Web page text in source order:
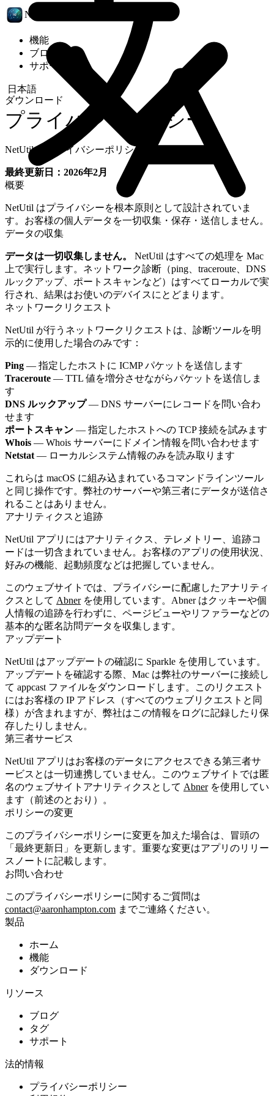
NetUtil
機能
ブログ
サポート
ダウンロード
プライバシーポリシー
NetUtil のプライバシーポリシー
最終更新日：2026年2月
概要
NetUtil はプライバシーを根本原則として設計されていま
す。お客様の個人データを一切収集・保存・送信しません。
データの収集
データは一切収集しません。
NetUtil はすべての処理を Mac
上で実行します。ネットワーク診断（ping、traceroute、DNS
ルックアップ、ポートスキャンなど）はすべてローカルで実
行され、結果はお使いのデバイスにとどまります。
ネットワークリクエスト
NetUtil が行うネットワークリクエストは、診断ツールを明
示的に使用した場合のみです：
Ping — 指定したホストに ICMP パケットを送信します
Traceroute — TTL 値を増分させながらパケットを送信しま
す
DNS ルックアップ— DNS サーバーにレコードを問い合わ
せます
ポートスキャン — 指定したホストへの TCP 接続を試みます
Whois — Whois サーバーにドメイン情報を問い合わせます
Netstat — ローカルシステム情報のみを読み取ります
これらは macOS に組み込まれているコマンドラインツール
と同じ操作です。弊社のサーバーや第三者にデータが送信さ
れることはありません。
アナリティクスと追跡
NetUtil アプリにはアナリティクス、テレメトリー、追跡コ
ードは一切含まれていません。お客様のアプリの使用状況、
好みの機能、起動頻度などは把握していません。
このウェブサイトでは、プライバシーに配慮したアナリティ
クスとして Abnerを使用しています。Abner はクッキーや個
人情報の追跡を行わずに、ページビューやリファラーなどの
基本的な匿名訪問データを収集します。
アップデート
NetUtil はアップデートの確認に Sparkle を使用しています。
アップデートを確認する際、Mac は弊社のサーバーに接続し
て appcast ファイルをダウンロードします。このリクエスト
にはお客様の IP アドレス（すべてのウェブリクエストと同
様）が含まれますが、弊社はこの情報をログに記録したり保
存したりしません。
第三者サービス
NetUtil アプリはお客様のデータにアクセスできる第三者サ
ービスとは一切連携していません。このウェブサイトでは匿
名のウェブサイトアナリティクスとして Abnerを使用してい
ます（前述のとおり）。
ポリシーの変更
このプライバシーポリシーに変更を加えた場合は、冒頭の
「最終更新日」を更新します。重要な変更はアプリのリリー
スノートに記載します。
お問い合わせ
このプライバシーポリシーに関するご質問は
contact@aaronhampton.com までご連絡ください。
製品
ホーム
機能
ダウンロード
リソース
ブログ
タグ
サポート
法的情報
プライバシーポリシー